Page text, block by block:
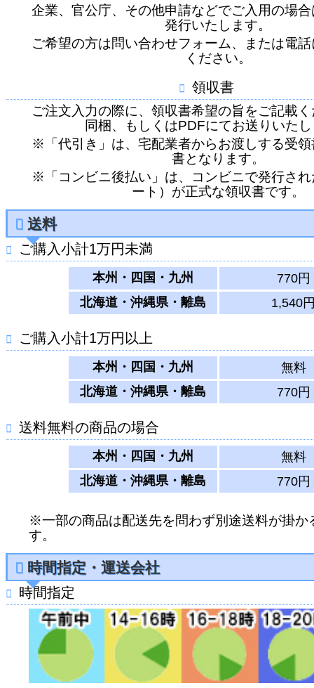
企業、官公庁、その他申請などでご入用の場
発行いたします。
ご希望の方は問い合わせフォーム、または電
ください。
領収書
ご注文入力の際に、領収書希望の旨をご記載
同梱、もしくはPDFにてお送りいた
※「代引き」は、宅配業者からお渡しする受
書となります。
※「コンビニ後払い」は、コンビニで発行さ
ート）が正式な領収書です。
送料
ご購入小計1万円未満
本州・四国・九州
770円
北海道・沖縄県・離島
1,540
ご購入小計1万円以上
本州・四国・九州
無料
北海道・沖縄県・離島
770円
送料無料の商品の場合
本州・四国・九州
無料
北海道・沖縄県・離島
770円
※一部の商品は配送先を問わず別途送料が掛か
す。
時間指定・運送会社
時間指定